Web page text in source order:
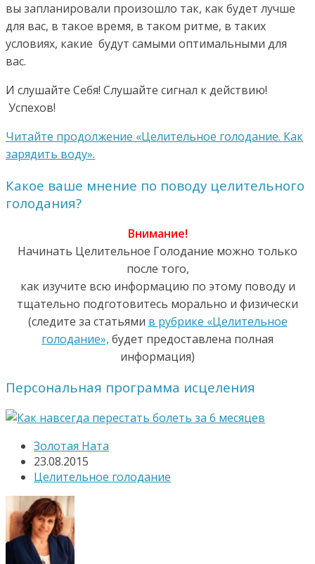
вы запланировали произошло так, как будет лучше
для вас, в такое время, в таком ритме, в таких
условиях, какие будут самыми оптимальными для
вас.
И слушайте Себя! Слушайте сигнал к действию!
Успехов!
Читайте продолжение «Целительное голодание. Как
зарядить воду».
Какое ваше мнение по поводу целительного
голодания?
Внимание!
Начинать Целительное Голодание можно только
после того,
как изучите всю информацию по этому поводу и
тщательно подготовитесь морально и физически
(следите за статьями в рубрике «Целительное
голодание», будет предоставлена полная
информация)
Персональная программа исцеления
Золотая Ната
23.08.2015
Целительное голодание